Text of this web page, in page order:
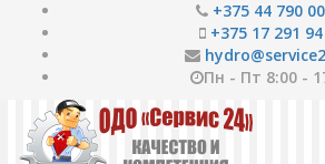
+375 44 790
+375 17 291
Пн - Пт 8:00 -